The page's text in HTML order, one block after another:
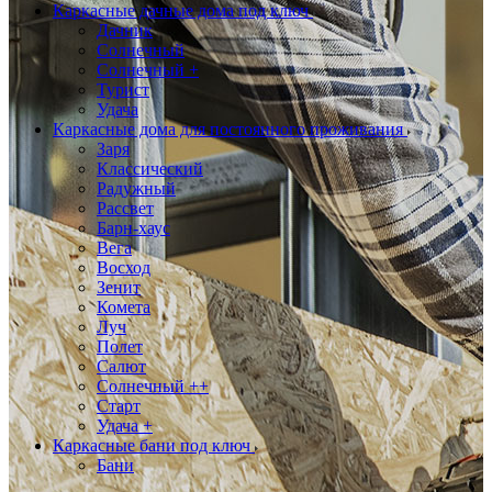
Каркасные дачные дома под ключ
Дачник
Солнечный
Солнечный +
Турист
Удача
Каркасные дома для постоянного проживания
Заря
Классический
Радужный
Рассвет
Барн-хаус
Вега
Восход
Зенит
Комета
Луч
Полет
Салют
Солнечный ++
Старт
Удача +
Каркасные бани под ключ
Бани